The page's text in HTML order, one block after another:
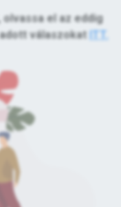
el az eddig
válaszokat ITT.